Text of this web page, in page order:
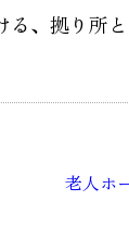
、 拠り所
老人ホ